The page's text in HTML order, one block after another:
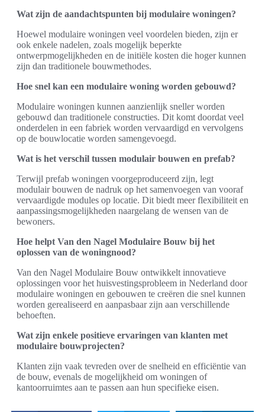
Wat zijn de aandachtspunten bij modulaire woningen?
Hoewel modulaire woningen veel voordelen bieden, zijn er
ook enkele nadelen, zoals mogelijk beperkte
ontwerpmogelijkheden en de initiële kosten die hoger kunnen
zijn dan traditionele bouwmethodes.
Hoe snel kan een modulaire woning worden gebouwd?
Modulaire woningen kunnen aanzienlijk sneller worden
gebouwd dan traditionele constructies. Dit komt doordat veel
onderdelen in een fabriek worden vervaardigd en vervolgens
op de bouwlocatie worden samengevoegd.
Wat is het verschil tussen modulair bouwen en prefab?
Terwijl prefab woningen voorgeproduceerd zijn, legt
modulair bouwen de nadruk op het samenvoegen van vooraf
vervaardigde modules op locatie. Dit biedt meer flexibiliteit en
aanpassingsmogelijkheden naargelang de wensen van de
bewoners.
Hoe helpt Van den Nagel Modulaire Bouw bij het
oplossen van de woningnood?
Van den Nagel Modulaire Bouw ontwikkelt innovatieve
oplossingen voor het huisvestingsprobleem in Nederland door
modulaire woningen en gebouwen te creëren die snel kunnen
worden gerealiseerd en aanpasbaar zijn aan verschillende
behoeften.
Wat zijn enkele positieve ervaringen van klanten met
modulaire bouwprojecten?
Klanten zijn vaak tevreden over de snelheid en efficiëntie van
de bouw, evenals de mogelijkheid om woningen of
kantoorruimtes aan te passen aan hun specifieke eisen.